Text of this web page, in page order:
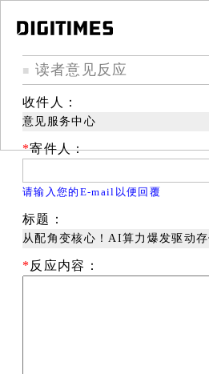
■ 读者意见反应
收件人：
意见服务中心
*寄件人：
请输入您的E-mail以便回覆
标题：
从配角变核心！AI算力爆发驱动
* 反应内容：